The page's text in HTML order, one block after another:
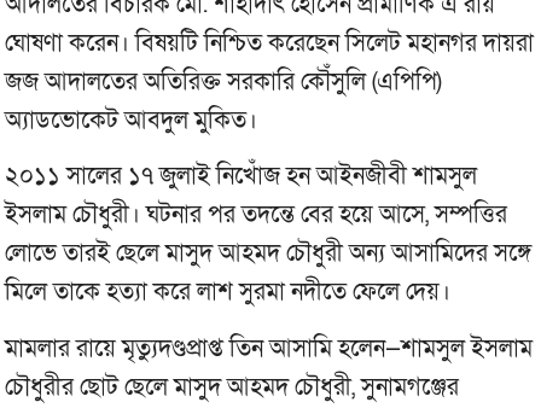
ঘোষণা করেন। বিষয়টি নিশ্চিত করেছেন সিলেট মহানগর দায়রা
জজ আদালতের অতিরিক্ত সরকারি কৌঁসুলি (এপিপি)
অ্যাডভোকেট আবদুল মুকিত।
২০১১ সালের ১৭ জুলাই নিখোঁজ হন আইনজীবী শামসুল
ইসলাম চৌধুরী। ঘটনার পর তদন্তে বের হয়ে আসে, সম্পত্তির
লোভে তারই ছেলে মাসুদ আহমদ চৌধুরী অন্য আসামিদের সঙ্গে
মিলে তাকে হত্যা করে লাশ সুরমা নদীতে ফেলে দেয়।
মামলার রায়ে মৃত্যুদণ্ডপ্রাপ্ত তিন আসামি হলেন—শামসুল ইসলাম
চৌধুরীর ছোট ছেলে মাসুদ আহমদ চৌধুরী, সুনামগঞ্জের